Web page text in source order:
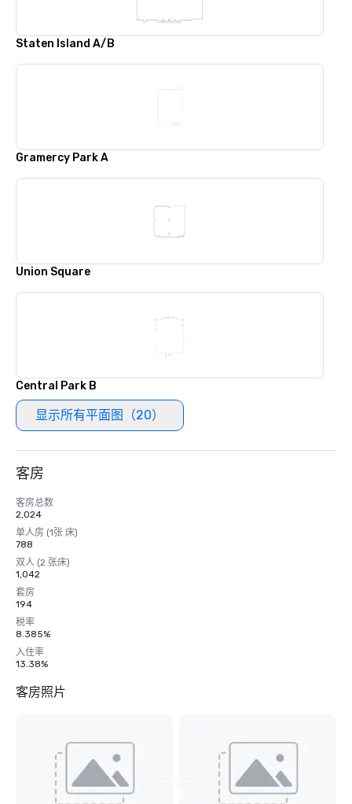
Staten Island A/B
Gramercy Park A
Union Square
Central Park B
显示所有平面图（20）
客房
客房总数
2,024
单人房 (1张 床)
788
双人 (2 张床)
1,042
套房
194
税率
8.385%
入住率
13.38%
客房照片